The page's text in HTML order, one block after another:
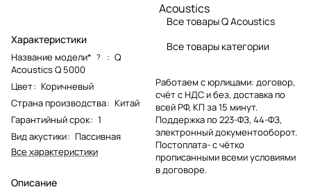
Характеристики
Название модели* ? : Q
Acoustics Q 5000
Цвет: Коричневый
Страна производства: Китай
Гарантийный срок: 1
Вид акустики: Пассивная
Все характеристики
Описание
Все товары Q Acoustics
Все товары категории
Работаем с юрлицами: договор,
счёт с НДС и без, доставка по
всей РФ, КП за 15 минут.
Поддержка по 223-ФЗ, 44-ФЗ,
электронный документооборот.
Постоплата- с чётко
прописанными всеми условиями
в договоре.